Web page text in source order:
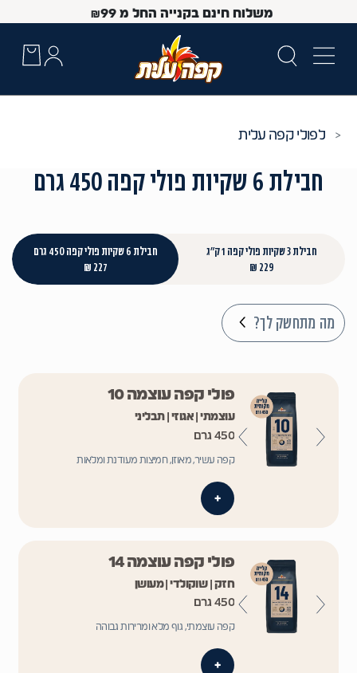
משלוח חינם בקנייה החל מ ₪99
פולי קפה עלית
חבילת 6 שקיות פולי קפה 450 גרם
חבילת 3 שקיות פולי קפה 1 ק"ג
229 ₪
חבילת 6 שקיות פולי קפה 450 גרם
227 ₪
מה מתחשק לך?
פולי קפה עוצמה 10
עוצמתי | אגוזי | תבליני
450 גרם
קפה עשיר, מאוזן, חמיצות מעודנת ומלאות
+
פולי קפה עוצמה 14
חזק | שוקולדי | מעושן
450 גרם
קפה עוצמתי, גוף מלא ומרירות גבוהה
+